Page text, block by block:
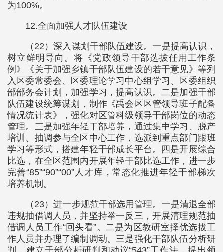
为100%。
12.全面加强人才队伍建设
（22）深入谋划干部队伍建设。一是提高认识，
树立鲜明导向。将《党政领导干部选拔任用工作条
例》《关于加强乡镇干部队伍建设的若干意见》等列
入区委常委会、区委理论学习中心组学习、区委组织
部部务会计划，加强学习，提高认识。二是加强干部
队伍建设统筹谋划，制作《禹会区区管领导班子配备
情况统计表》，强化对区管科级领导干部岗位的动态
管理。三是加强年轻干部培养，通过集中学习、脱产
培训、抽调参与全区中心工作，选派到重点部门跟班
学习等形式，搭建年轻干部成长平台。四是开展综合
比选，在全区范围内开展年轻干部比选工作，进一步
完善“85”“90”“00”人才库，常态化推进年轻干部梯次
培养机制。
（23）进一步规范干部选用管理。一是清退全部
违规抽借调人员，并坚持举一反三，开展清理规范抽
借调人员工作“回头看”。二是为区教研室择优选拔工
作人员并办理了编制调动。三是强化干部队伍分析研
判，建立干部分析研判和动议“543”工作法，提出领